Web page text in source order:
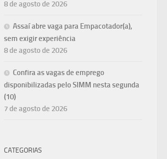
8 de agosto de 2026
Assaí abre vaga para Empacotador(a),
sem exigir experiência
8 de agosto de 2026
Confira as vagas de emprego
disponibilizadas pelo SIMM nesta segunda
(10)
7 de agosto de 2026
CATEGORIAS